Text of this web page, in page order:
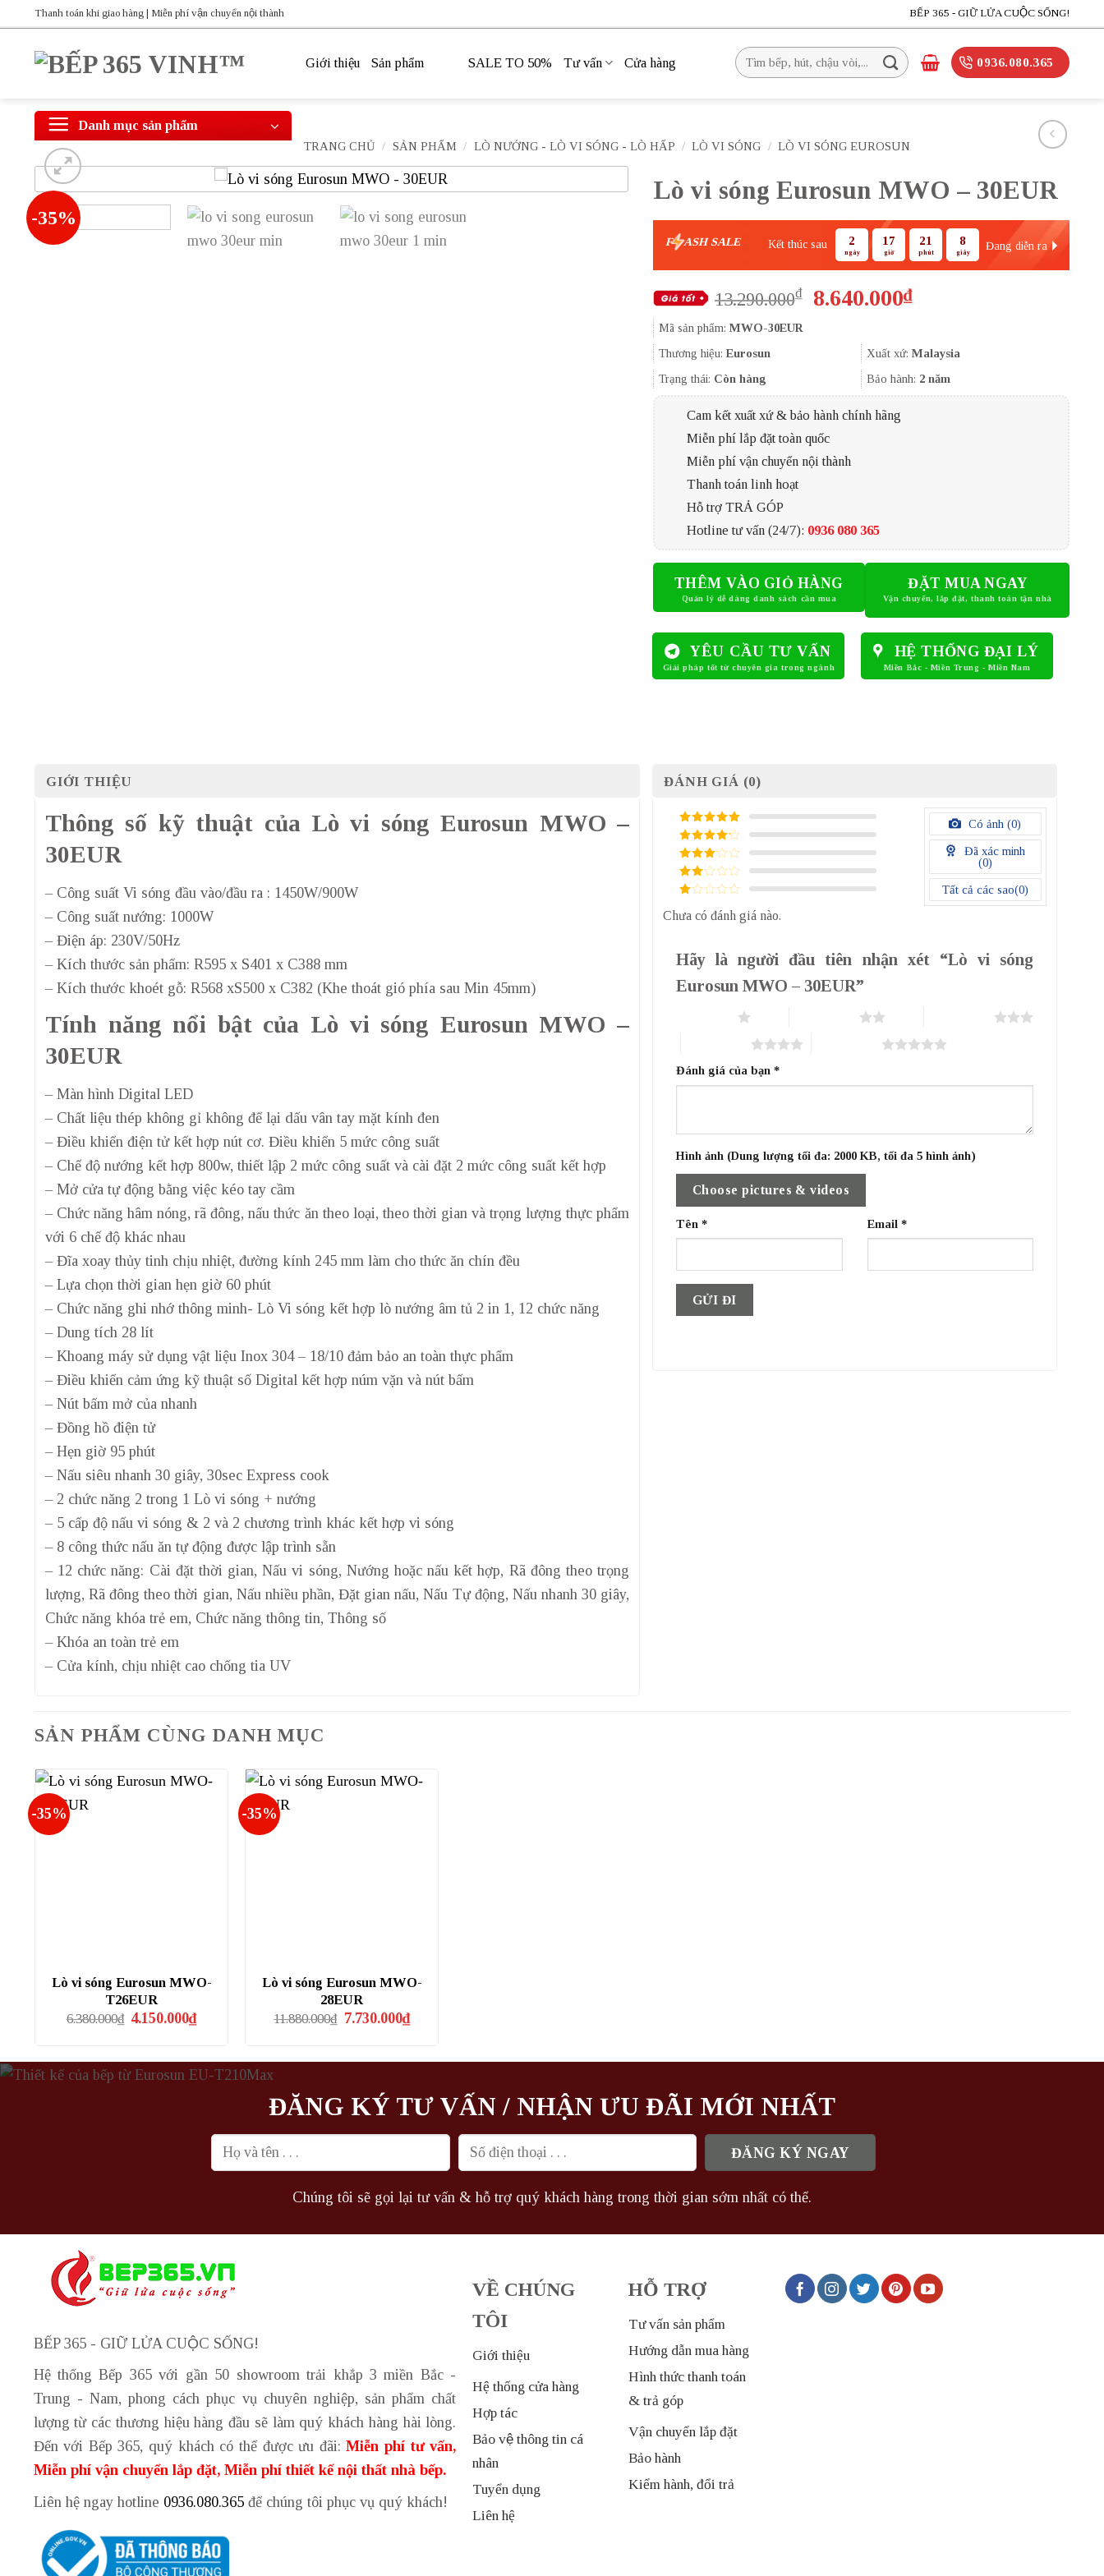
Thanh toán khi giao hàng | Miễn phí vận chuyển nội thành BẾP 365 - GIỮ LỬA CUỘC SỐNG!
Giới thiệu Sản phẩm SALE TO 50% Tư vấn Cửa hàng
Tìm
kiếm:
0936.080.365
Danh mục sản phẩm
TRANG CHỦ / SẢN PHẨM / LÒ NƯỚNG - LÒ VI SÓNG - LÒ HẤP / LÒ VI SÓNG / LÒ VI SÓNG EUROSUN
-35%
Lò vi sóng Eurosun MWO – 30EUR
F ASH SALE Kết thúc sau 2
ngày
17
giờ
21
phút
7
giây
Đang diễn ra
13.290.000₫
Giá
13.290.000₫.
8.640.000₫Giá
là:
8.640.000₫.
Mã sản phẩm: MWO-30EUR
Thương hiệu: Eurosun Xuất xứ:Malaysia
Trạng thái: Còn hàng Bảo hành: 2 năm
Cam kết xuất xứ & bảo hành chính hãng
Miễn phí lắp đặt toàn quốc
Miễn phí vận chuyển nội thành
Thanh toán linh hoạt
Hỗ trợ TRẢ GÓP
Hotline tư vấn (24/7): 0936 080 365
THÊM VÀO GIỎ HÀNG ĐẶT MUA NGAY
YÊU CẦU TƯ VẤN HỆ THỐNG ĐẠI LÝ
GIỚI THIỆU
Thông số kỹ thuật của Lò vi sóng Eurosun MWO –
30EUR
– Công suất Vi sóng đầu vào/đầu ra : 1450W/900W
– Công suất nướng: 1000W
– Điện áp: 230V/50Hz
– Kích thước sản phẩm: R595 x S401 x C388 mm
– Kích thước khoét gỗ: R568 xS500 x C382 (Khe thoát gió phía sau Min 45mm)
Tính năng nổi bật của Lò vi sóng Eurosun MWO –
30EUR
– Màn hình Digital LED
– Chất liệu thép không gỉ không để lại dấu vân tay mặt kính đen
– Điều khiển điện tử kết hợp nút cơ. Điều khiển 5 mức công suất
– Chế độ nướng kết hợp 800w, thiết lập 2 mức công suất và cài đặt 2 mức công suất kết hợp
– Mở cửa tự động bằng việc kéo tay cầm
– Chức năng hâm nóng, rã đông, nấu thức ăn theo loại, theo thời gian và trọng lượng thực phẩm
với 6 chế độ khác nhau
– Đĩa xoay thủy tinh chịu nhiệt, đường kính 245 mm làm cho thức ăn chín đều
– Lựa chọn thời gian hẹn giờ 60 phút
– Chức năng ghi nhớ thông minh- Lò Vi sóng kết hợp lò nướng âm tủ 2 in 1, 12 chức năng
– Dung tích 28 lít
– Khoang máy sử dụng vật liệu Inox 304 – 18/10 đảm bảo an toàn thực phẩm
– Điều khiển cảm ứng kỹ thuật số Digital kết hợp núm vặn và nút bấm
– Nút bấm mở của nhanh
– Đồng hồ điện tử
– Hẹn giờ 95 phút
– Nấu siêu nhanh 30 giây, 30sec Express cook
– 2 chức năng 2 trong 1 Lò vi sóng + nướng
– 5 cấp độ nấu vi sóng & 2 và 2 chương trình khác kết hợp vi sóng
– 8 công thức nấu ăn tự động được lập trình sẵn
– 12 chức năng: Cài đặt thời gian, Nấu vi sóng, Nướng hoặc nấu kết hợp, Rã đông theo trọng
lượng, Rã đông theo thời gian, Nấu nhiều phần, Đặt gian nấu, Nấu Tự động, Nấu nhanh 30 giây,
Chức năng khóa trẻ em, Chức năng thông tin, Thông số
– Khóa an toàn trẻ em
– Cửa kính, chịu nhiệt cao chống tia UV
ĐÁNH GIÁ (0)
5/ 5 điểm
4/ 5
điểm
3/ 5
điểm
2/
điểm
/
Có ảnh (0)
Đã xác minh
(0)
Tất cả các sao(0)
Chưa có đánh giá nào.
Hãy là người đầu tiên nhận xét “Lò vi sóng
Eurosun MWO – 30EUR”
Đánh giá của bạn*
Hình ảnh (Dung lượng tối đa: 2000 KB, tối đa 5 hình ảnh)
Choose pictures & videos
Tên* Email *
SẢN PHẨM CÙNG DANH MỤC
-35%
Lò vi sóng Eurosun MWO-
T26EUR
6.380.000₫ Giá
4.150.000₫Giá
hiện
4.150.000₫.
-35%
Lò vi sóng Eurosun MWO-
28EUR
11.880.000₫ Giá
7.730.000₫Giá
hiện
ĐĂNG KÝ TƯ VẤN / NHẬN ƯU ĐÃI MỚI NHẤT
Chúng tôi sẽ gọi lại tư vấn & hỗ trợ quý khách hàng trong thời gian sớm nhất có thể.
BẾP 365 - GIỮ LỬA CUỘC SỐNG!
Hệ thống Bếp 365 với gần 50 showroom trải khắp 3 miền Bắc -
Trung - Nam, phong cách phục vụ chuyên nghiệp, sản phẩm chất
lượng từ các thương hiệu hàng đầu sẽ làm quý khách hàng hài lòng.
Đến với Bếp 365, quý khách có thể được ưu đãi:Miễn phí tư vấn,
Miễn phí vận chuyển lắp đặt, Miễn phí thiết kế nội thất nhà bếp.
Liên hệ ngay hotline 0936.080.365 để chúng tôi phục vụ quý khách!
VỀ CHÚNG
TÔI
Giới thiệu
Hệ thống cửa hàng
Hợp tác
Bảo vệ thông tin cá
nhân
Tuyển dụng
Liên hệ
HỖ TRỢ
Tư vấn sản phẩm
Hướng dẫn mua hàng
Hình thức thanh toán
& trả góp
Vận chuyển lắp đặt
Bảo hành
Kiểm hành, đổi trả